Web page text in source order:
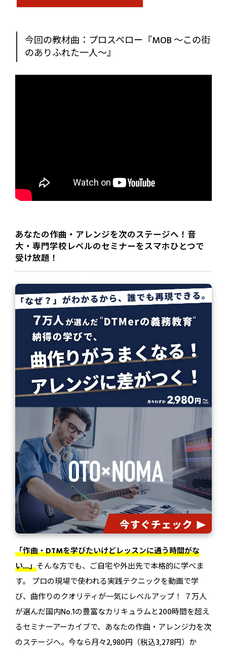
今回の教材曲：プロスペロー『MOB 〜この街
のありふれた一人〜』
あなたの作曲・アレンジを次のステージへ！音
大・専門学校レベルのセミナーをスマホひとつで
受け放題！
「作曲・DTMを学びたいけどレッスンに通う時間がな
い...」そんな方でも、ご自宅や外出先で本格的に学べま
す。 プロの現場で使われる実践テクニックを動画で学
び、曲作りのクオリティが一気にレベルアップ！ ７万人
が選んだ国内No.1の豊富なカリキュラムと200時間を超え
るセミナーアーカイブで、あなたの作曲・アレンジ力を次
のステージへ。今なら月々2,980円（税込3,278円）か